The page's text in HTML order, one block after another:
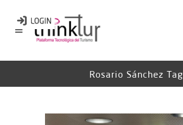
Rosario Sánchez Tag